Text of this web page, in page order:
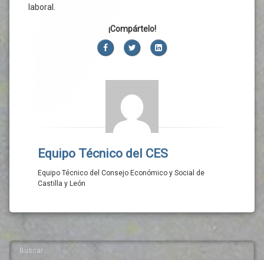
laboral.
¡Compártelo!
FacebookTwitterLinkedIn
Equipo Técnico del CES
Equipo Técnico del Consejo Económico y Social de
Castilla y León
Barra
Buscar: